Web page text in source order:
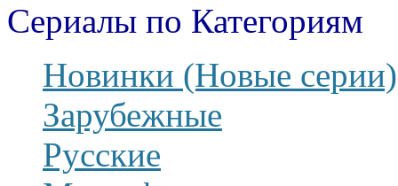
Сериалы по Категориям
Новинки (Новые серии)
Зарубежные
Русские